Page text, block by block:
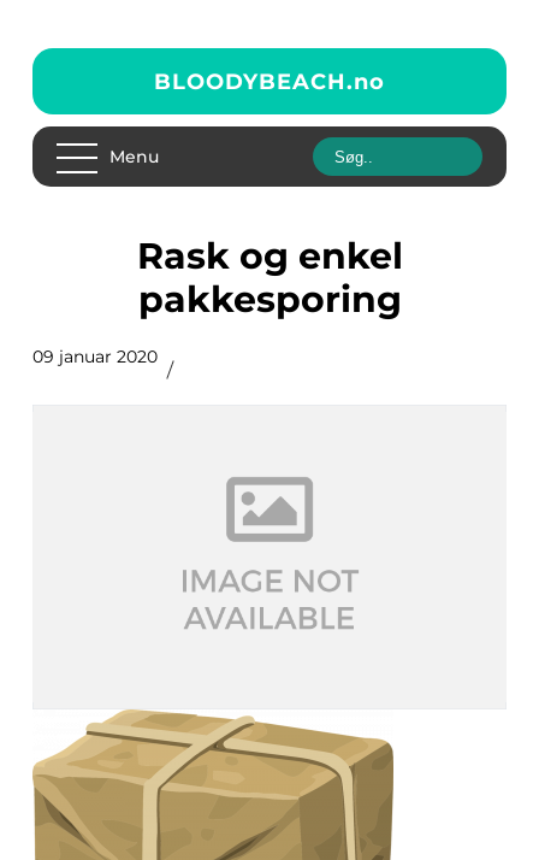
BLOODYBEACH.no
Menu
Rask og enkel
pakkesporing
09 januar 2020